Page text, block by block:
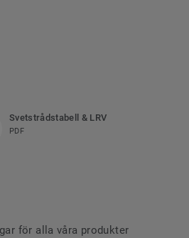
Svetstrådstabell & LRV
PDF
för alla våra produkter